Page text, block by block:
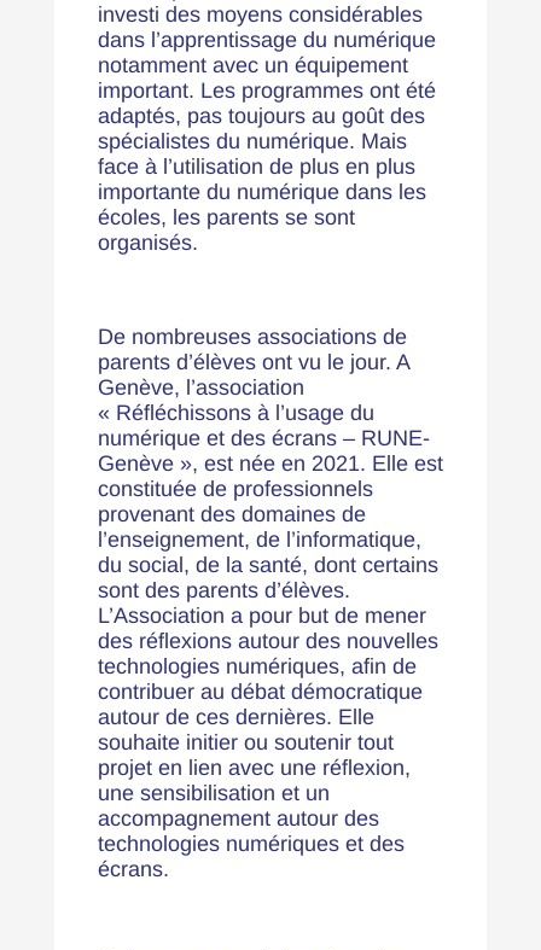
investi des moyens considérables
dans l’apprentissage du numérique
notamment avec un équipement
important. Les programmes ont été
adaptés, pas toujours au goût des
spécialistes du numérique. Mais
face à l’utilisation de plus en plus
importante du numérique dans les
écoles, les parents se sont
organisés.
De nombreuses associations de
parents d’élèves ont vu le jour. A
Genève, l’association
« Réfléchissons à l’usage du
numérique et des écrans – RUNE-
Genève », est née en 2021. Elle est
constituée de professionnels
provenant des domaines de
l’enseignement, de l’informatique,
du social, de la santé, dont certains
sont des parents d’élèves.
L’Association a pour but de mener
des réflexions autour des nouvelles
technologies numériques, afin de
contribuer au débat démocratique
autour de ces dernières. Elle
souhaite initier ou soutenir tout
projet en lien avec une réflexion,
une sensibilisation et un
accompagnement autour des
technologies numériques et des
écrans.